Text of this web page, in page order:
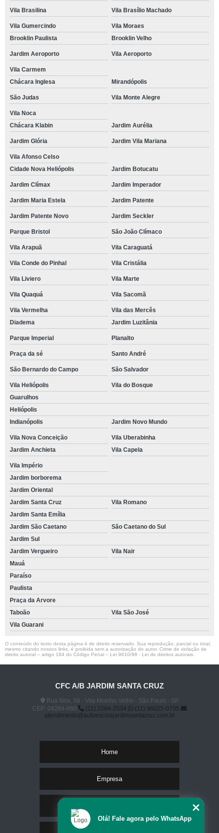
Vila Brasilina Vila Brasílio Machado
Vila Gumercindo
Vila Moraes
Brooklin Paulista
Brooklin Velho
Jardim Aeroporto Vila Aeroporto
Vila Carmem
Chácara Inglesa
Mirandópolis
São Judas Vila Monte Alegre
Vila Noca
Chácara Klabin
Jardim Aurélia
Jardim Glória Jardim Vila Mariana
Vila Afonso Celso
Cidade Nova Heliópolis
Jardim Botucatu
Jardim Clímax Jardim Imperador
Jardim Maria Estela Jardim Patente
Jardim Patente Novo Jardim Seckler
Parque Bristol São João Clímaco
Vila Arapuã Vila Caraguatá
Vila Conde do Pinhal Vila Cristália
Vila Liviero Vila Marte
Vila Quaquá Vila Sacomã
Vila Vermelha
Vila das Mercês
Diadema
Jardim Luzitânia
Parque Imperial Planalto
Praça da sé Santo André
São Bernardo do Campo São Salvador
Vila Heliópolis
Vila do Bosque
Guarulhos
Heliópolis
Indianópolis
Jardim Novo Mundo
Vila Nova Conceição
Vila Uberabinha
Jardim Anchieta
Vila Capela
Vila Império
Jardim borborema
Jardim Oriental
Jardim Santa Cruz
Vila Romano
Jardim Santa Emília
Jardim São Caetano
São Caetano do Sul
Jardim Sul
Jardim Vergueiro
Vila Nair
Mauá
Paraíso
Paulista
Praça da Arvore
Taboão
Vila São José
Vila Guarani
O conteúdo do texto desta página é de direito reservado. Sua reprodução, parcial ou total,
mesmo citando nossos links, é proibida sem a autorização do autor. Crime de violação de
direito autoral – artigo 184 do Código Penal – Lei 9610/98 - Lei de direitos autorais
CFC A/B JARDIM SANTA CRUZ
Rua Ilíria, 58 - Vila Moinho Velho - São Paulo - SP
CEP: 04284-060
(11) 2264-2534
(11) 96025-0705
atendimento@autoescolajardimsantacruz.com.br
Home
Empresa
Olá! Fale agora pelo WhatsApp